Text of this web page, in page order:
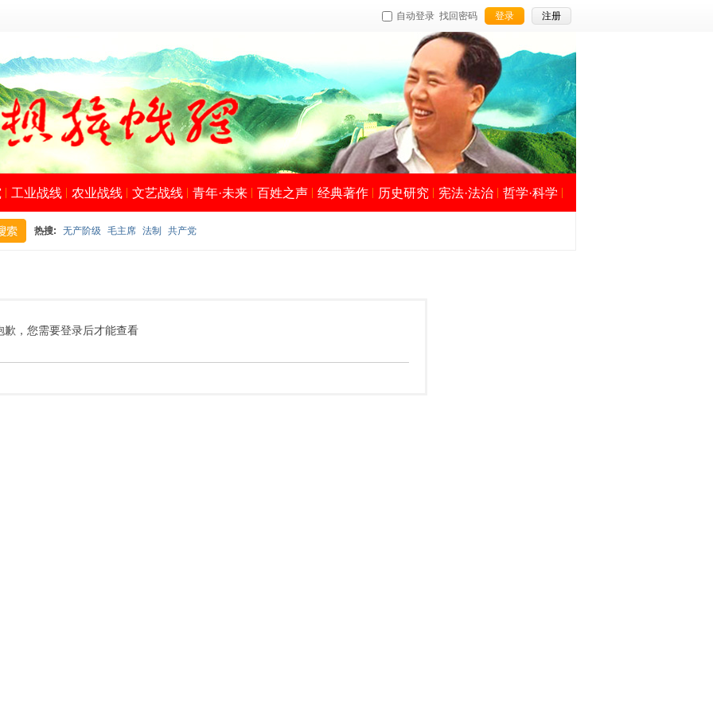
自动登录 找回密码 登录 注册
工业战线 农业战线 文艺战线 青年·未来 百姓之声 经典著作 历史研究 宪法·法治 哲学·科学
热搜: 无产阶级 毛主席 法制 共产党
歉，您需要登录后才能查看